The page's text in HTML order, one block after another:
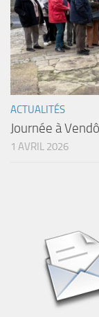
ACTUALITÉS
Journée à
1 AVRIL 2026